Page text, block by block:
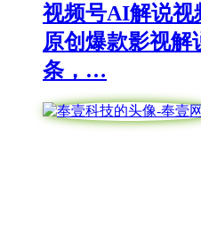
视频号AI解说
原创爆款影视解
条，…